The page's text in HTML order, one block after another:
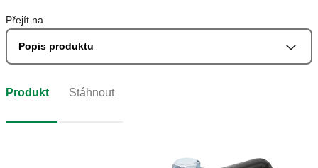
Přejít na
Popis produktu
Produkt Stáhnout